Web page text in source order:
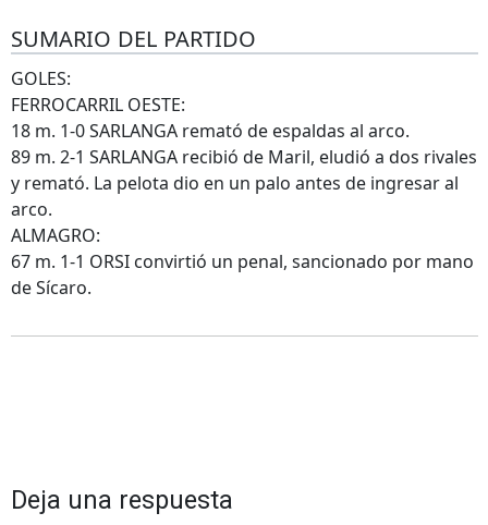
SUMARIO DEL PARTIDO
GOLES:
FERROCARRIL OESTE:
18 m. 1-0 SARLANGA remató de espaldas al arco.
89 m. 2-1 SARLANGA recibió de Maril, eludió a dos rivales
y remató. La pelota dio en un palo antes de ingresar al
arco.
ALMAGRO:
67 m. 1-1 ORSI convirtió un penal, sancionado por mano
de Sícaro.
Deja una respuesta